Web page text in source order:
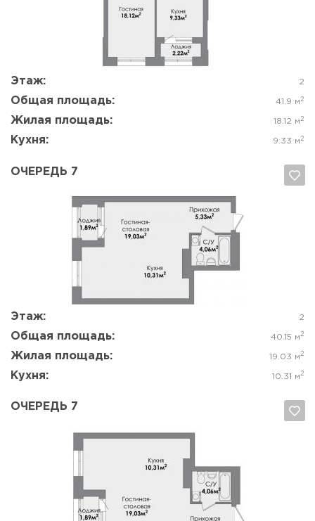
Этаж: 2
Общая площадь: 41.9 м 2
Жилая площадь: 18.12 м 2
Кухня: 9.33 м 2
Да, удалить Отмена
ОЧЕРЕДЬ 7
Этаж: 2
Общая площадь: 40.15 м 2
Жилая площадь: 19.03 м 2
Кухня: 10.31 м 2
ОЧЕРЕДЬ 7
Да, удалить